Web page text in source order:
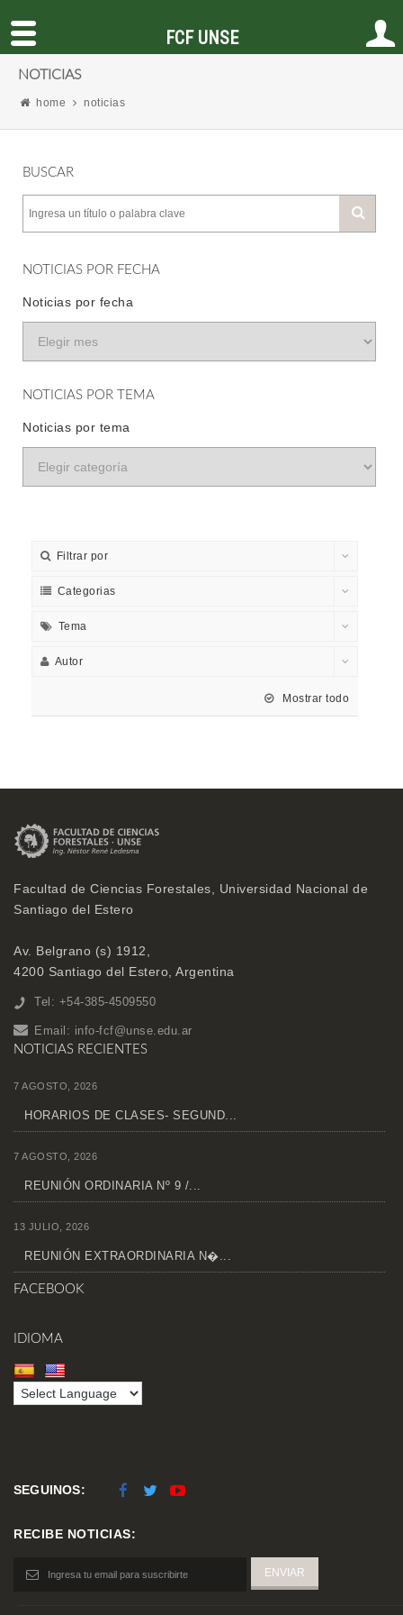
NOTICIAS
home noticias
BUSCAR
NOTICIAS POR FECHA
Noticias por fecha
NOTICIAS POR TEMA
Noticias por tema
Filtrar por
Categorias
Tema
Autor
Mostrar todo
Facultad de Ciencias Forestales, Universidad Nacional de
Santiago del Estero
Av. Belgrano (s) 1912,
4200 Santiago del Estero, Argentina
Tel: +54-385-4509550
Email: info-fcf@unse.edu.ar
NOTICIAS RECIENTES
7 AGOSTO, 2026
HORARIOS DE CLASES- SEGUND...
7 AGOSTO, 2026
REUNIÓN ORDINARIA Nº 9 /...
13 JULIO, 2026
REUNIÓN EXTRAORDINARIA N�...
FACEBOOK
IDIOMA
SEGUINOS:
RECIBE NOTICIAS:
FCF UNSE